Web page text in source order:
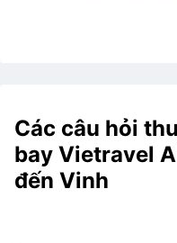
Các câu hỏi
bay Vietravel
đến Vinh